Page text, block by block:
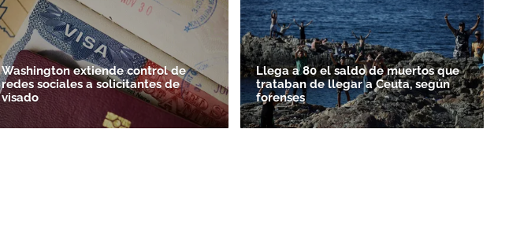
Washington extiende control de
redes sociales a solicitantes de
visado
Llega a 80 el saldo de muertos que
trataban de llegar a Ceuta, según
forenses